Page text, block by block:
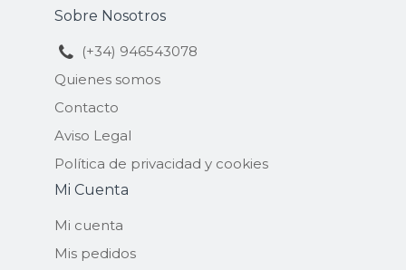
Sobre Nosotros
(+34) 946543078
Quienes somos
Contacto
Aviso Legal
Política de privacidad y cookies
Mi Cuenta
Mi cuenta
Mis pedidos